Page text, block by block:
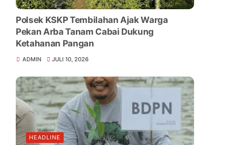
Polsek KSKP Tembilahan Ajak Warga
Pekan Arba Tanam Cabai Dukung
Ketahanan Pangan
ADMIN JULI 10, 2026
HEADLINE